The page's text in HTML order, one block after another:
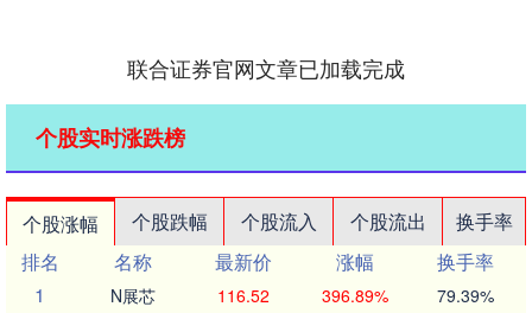
联合证券官网文章已加载完成
个股实时涨跌榜
个股涨幅 个股跌幅 个股流入 个股流出
换手率
排名
名称 最新价 涨幅
换手率
1
N展芯 116.52 396.89% 79.39%